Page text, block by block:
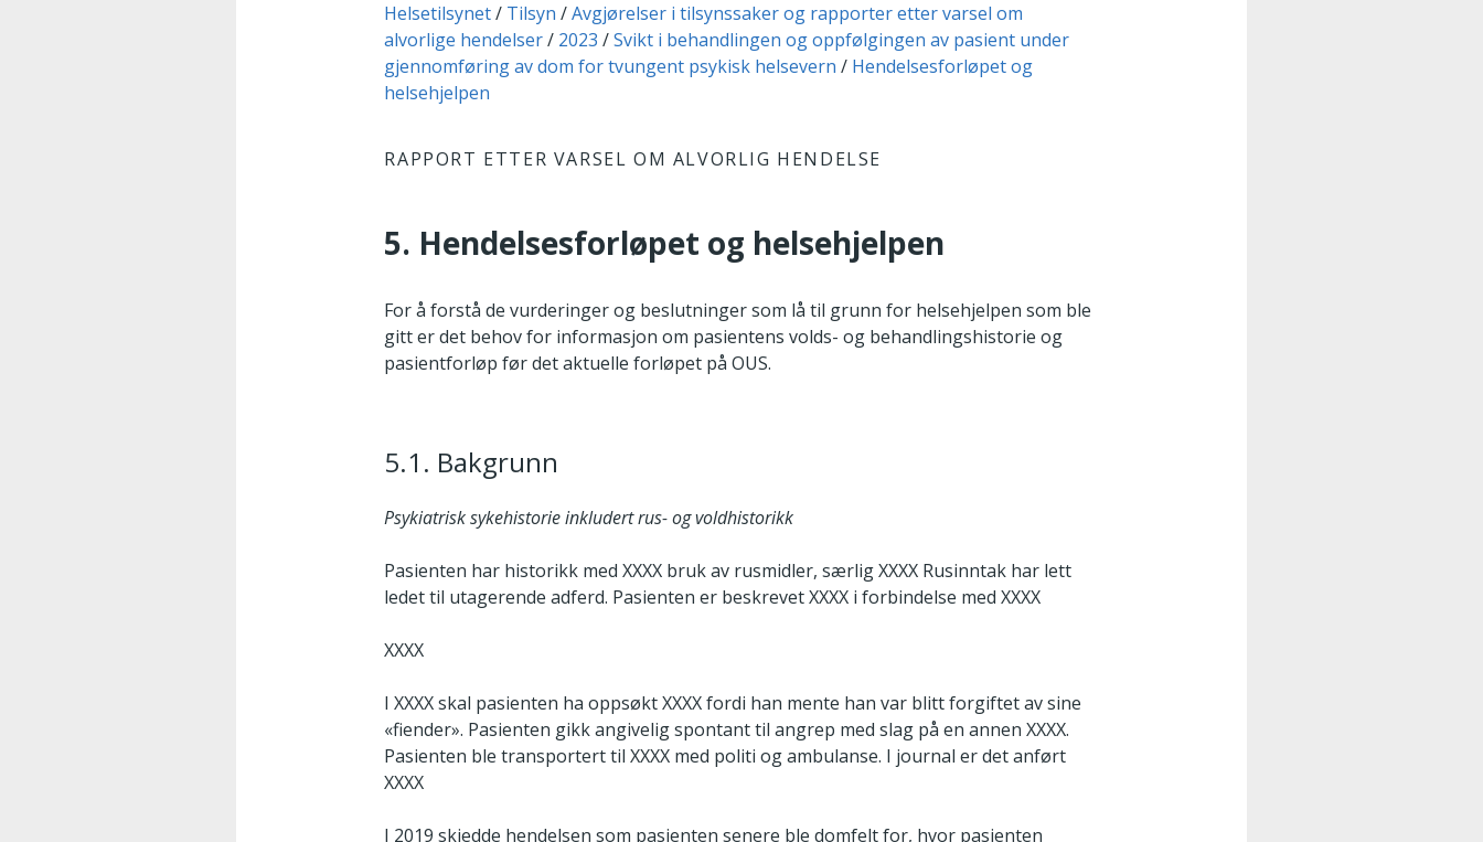
Du er her:
Helsetilsynet Tilsyn
Avgjørelser i tilsynssaker og rapporter etter varsel om
alvorlige hendelser
2023
Svikt i behandlingen og oppfølgingen av pasient under
gjennomføring av dom for tvungent psykisk helsevern
Hendelsesforløpet og
helsehjelpen
RAPPORT ETTER VARSEL OM ALVORLIG HENDELSE
5. Hendelsesforløpet og helsehjelpen
For å forstå de vurderinger og beslutninger som lå til grunn for helsehjelpen som ble
gitt er det behov for informasjon om pasientens volds- og behandlingshistorie og
pasientforløp før det aktuelle forløpet på OUS.
5.1. Bakgrunn
Psykiatrisk sykehistorie inkludert rus- og voldhistorikk
Pasienten har historikk med XXXX bruk av rusmidler, særlig XXXX Rusinntak har lett
ledet til utagerende adferd. Pasienten er beskrevet XXXX i forbindelse med XXXX
XXXX
I XXXX skal pasienten ha oppsøkt XXXX fordi han mente han var blitt forgiftet av sine
«fiender». Pasienten gikk angivelig spontant til angrep med slag på en annen XXXX.
Pasienten ble transportert til XXXX med politi og ambulanse. I journal er det anført
XXXX
I 2019 skjedde hendelsen som pasienten senere ble domfelt for, hvor pasienten